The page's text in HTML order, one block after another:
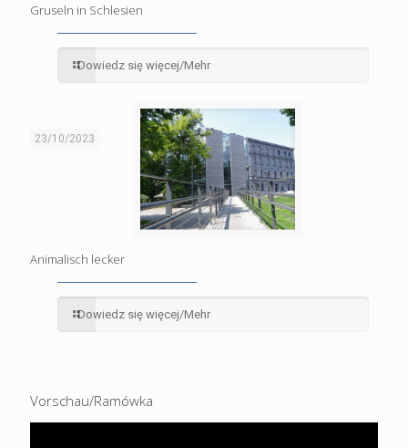
Gruseln in Schlesien
Dowiedz się więcej/Mehr
23/10/2023
Animalisch lecker
Dowiedz się więcej/Mehr
Vorschau/Ramówka